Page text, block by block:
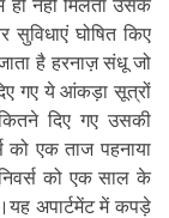
घोषित किए
है हरनाज़ संधू जो
गए ये आंकड़ा सूत्रों
दिए गए उसकी
को एक ताज पहनाया
को एक साल के
अपार्टमेंट में कपड़े